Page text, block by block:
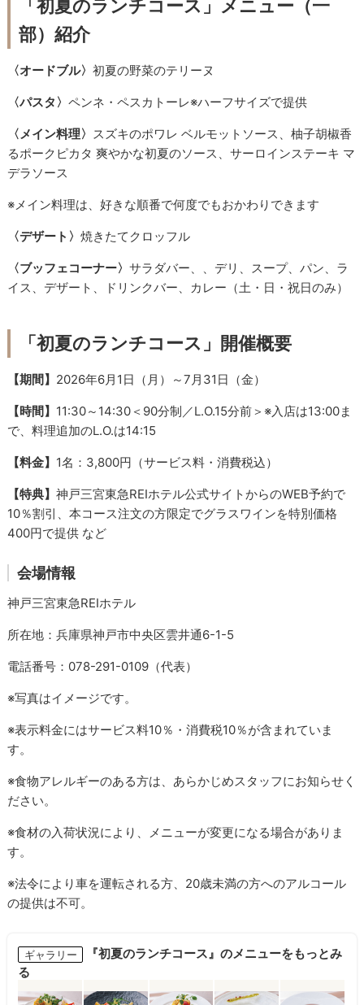
「初夏のランチコース」メニュー（一
部）紹介
〈オードブル〉初夏の野菜のテリーヌ
〈パスタ〉ペンネ・ペスカトーレ※ハーフサイズで提供
〈メイン料理〉 スズキのポワレ ベルモットソース、柚子胡椒香
るポークピカタ 爽やかな初夏のソース、サーロインステーキ マ
デラソース
※メイン料理は、好きな順番で何度でもおかわりできます
〈デザート〉焼きたてクロッフル
〈ブッフェコーナー〉サラダバー、、デリ、スープ、パン、ラ
イス、デザート、ドリンクバー、カレー（土・日・祝日のみ）
「初夏のランチコース」開催概要
【期間】 2026年6月1日（月）～7月31日（金）
【時間】 11:30～14:30＜90分制／L.O.15分前＞※入店は13:00ま
で、料理追加のL.O.は14:15
【料金】 1名：3,800円（サービス料・消費税込）
【特典】神戸三宮東急REIホテル公式サイトからのWEB予約で
10％割引、本コース注文の方限定でグラスワインを特別価格
400円で提供 など
会場情報
神戸三宮東急REIホテル
所在地：兵庫県神戸市中央区雲井通6-1-5
電話番号：078-291-0109（代表）
※写真はイメージです。
※表示料金にはサービス料10％・消費税10％が含まれていま
す。
※食物アレルギーのある方は、あらかじめスタッフにお知らせく
ださい。
※食材の入荷状況により、メニューが変更になる場合がありま
す。
※法令により車を運転される方、20歳未満の方へのアルコール
の提供は不可。
ギャラリー
『初夏のランチコース』のメニューをもっとみ
る